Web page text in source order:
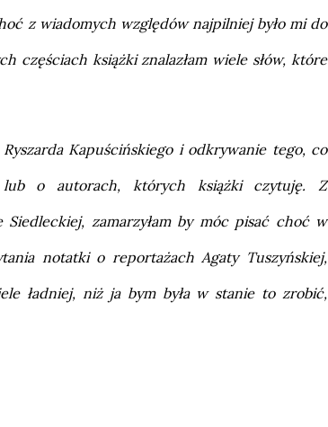
z wiadomych względów najpilniej było mi do
częściach książki znalazłam wiele słów, które
Kapuścińskiego i odkrywanie tego, co
o autorach, których książki czytuję. Z
Siedleckiej, zamarzyłam by móc pisać choć w
notatki o reportażach Agaty Tuszyńskiej,
ładniej, niż ja bym była w stanie to zrobić,